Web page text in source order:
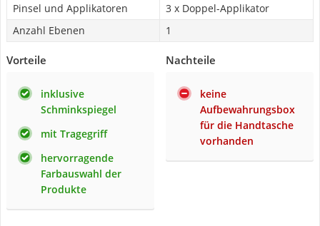
Pinsel und Applikatoren
3 x Doppel-Applikator
Anzahl Ebenen
1
Vorteile
inklusive
Schminkspiegel
mit Tragegriff
hervorragende
Farbauswahl der
Produkte
Nachteile
keine
Aufbewahrungsbox
für die Handtasche
vorhanden